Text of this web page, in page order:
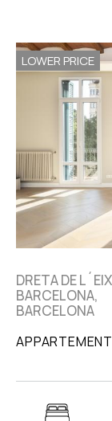
LOWER PRICE
DRETA DE
BARCELONA,
BARCELONA